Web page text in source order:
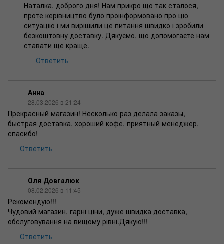
Наталка, доброго дня! Нам прикро що так сталося,
проте керівництво було проінформовано про цю
ситуацію і ми вирішили це питання швидко і зробили
безкоштовну доставку. Дякуємо, що допомогаєте нам
ставати ще краще.
Ответить
Анна
28.03.2026 в 21:24
Прекрасный магазин! Несколько раз делала заказы,
быстрая доставка, хороший кофе, приятный менеджер,
спасибо!
Ответить
Оля Довгалюк
08.02.2026 в 11:45
Рекомендую!!!
Чудовий магазин, гарні ціни, дуже швидка доставка,
обслуговування на вищому рівні.Дякую!!!
Ответить